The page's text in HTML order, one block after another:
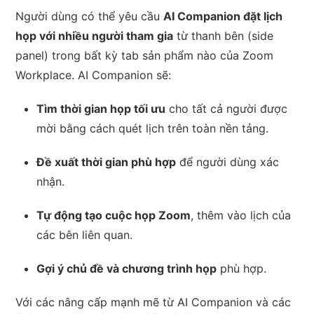
Người dùng có thể yêu cầuAI Companion đặt lịch
họp với nhiều người tham gia từ thanh bên (side
panel) trong bất kỳ tab sản phẩm nào của Zoom
Workplace. AI Companion sẽ:
Tìm thời gian họp tối ưu cho tất cả người được
mời bằng cách quét lịch trên toàn nền tảng.
Đề xuất thời gian phù hợp để người dùng xác
nhận.
Tự động tạo cuộc họp Zoom, thêm vào lịch của
các bên liên quan.
Gợi ý chủ đề và chương trình họp phù hợp.
Với các nâng cấp mạnh mẽ từ AI Companion và các